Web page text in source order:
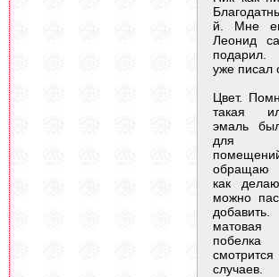
й. Мне
Леонид
подарил.
уже писал
Цвет.
такая
эмаль
для
обращаю
как
можно
случаев.